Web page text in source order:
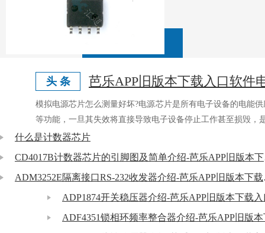
头 条 芭乐APP旧版本下载入口软件
模拟电源芯片怎么测量好坏?电源芯片是所有电子设备的电
等功能，一旦其失效将直接导致电子设备停止工作甚至损毁，
什么是计数器芯片
ADP1874开关稳压器介绍-芭乐APP旧版本下载